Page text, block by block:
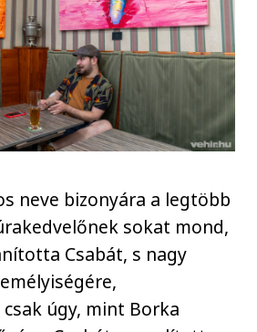
neve bizonyára a legtöbb
sokat mond,
Csabát, s nagy
úgy, mint Borka